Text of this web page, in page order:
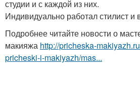
студии и с каждой из них.
Индивидуально работал стилист и
Подробнее читайте новости о
макияжа http://pricheska-
pricheski-i-makiyazh/mas...